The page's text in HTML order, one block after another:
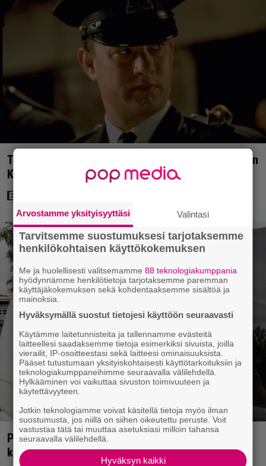
Tänään tv:ssä: Loistoleffa vuodelta 1999 – Stephen
King ja Tom Hanks laadun takeina
Poliisilla tehovalvonta – tästä kysymys ja näin
kauan kestää
Arvostamme yksityisyyttäsi Valintasi
Tarvitsemme suostumuksesi tarjotaksemme
henkilökohtaisen käyttökokemuksen
Me ja huolellisesti valitsemamme88 teknologiakumppania
hyödynnämme henkilötietoja tarjotaksemme paremman
käyttäjäkokemuksen sekä kohdentaaksemme sisältöä ja
mainoksia.
Hyväksymällä suostut tietojesi käyttöön seuraavasti
Käytämme laitetunnisteita ja tallennamme evästeitä
laitteellesi saadaksemme tietoja esimerkiksi sivuista, joilla
vierailit, IP-osoitteestasi sekä laitteesi ominaisuuksista.
Pääset tutustumaan yksityiskohtaisesti käyttötarkoituksiin ja
teknologiakumppaneihimme seuraavalla välilehdellä.
Hylkääminen voi vaikuttaa sivuston toimivuuteen ja
käytettävyyteen.
Jotkin teknologiamme voivat käsitellä tietoja myös ilman
suostumusta, jos niillä on siihen oikeutettu peruste. Voit
vastustaa tätä tai muuttaa asetuksiasi milloin tahansa
seuraavalla välilehdellä.
Hyväksyn kaikki